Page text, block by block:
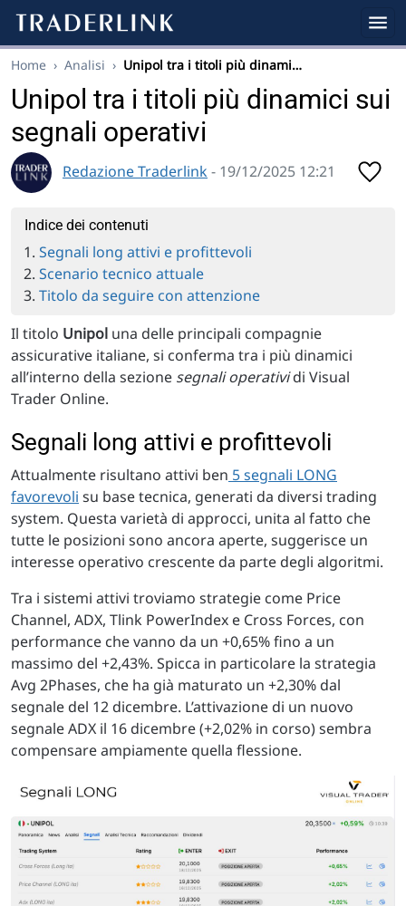
Home › Analisi › Unipol tra i titoli più dinami…
Unipol tra i titoli più dinamici sui
segnali operativi
Redazione Traderlink - 19/12/2025 12:21
Indice dei contenuti
Segnali long attivi e profittevoli
Scenario tecnico attuale
Titolo da seguire con attenzione
Il titolo Unipol una delle principali compagnie
assicurative italiane, si conferma tra i più dinamici
all’interno della sezione segnali operatividi Visual
Trader Online.
Segnali long attivi e profittevoli
Attualmente risultano attivi ben 5 segnali LONG
favorevoli su base tecnica, generati da diversi trading
system. Questa varietà di approcci, unita al fatto che
tutte le posizioni sono ancora aperte, suggerisce un
interesse operativo crescente da parte degli algoritmi.
Tra i sistemi attivi troviamo strategie come Price
Channel, ADX, Tlink PowerIndex e Cross Forces, con
performance che vanno da un +0,65% fino a un
massimo del +2,43%. Spicca in particolare la strategia
Avg 2Phases, che ha già maturato un +2,30% dal
segnale del 12 dicembre. L’attivazione di un nuovo
segnale ADX il 16 dicembre (+2,02% in corso) sembra
compensare ampiamente quella flessione.